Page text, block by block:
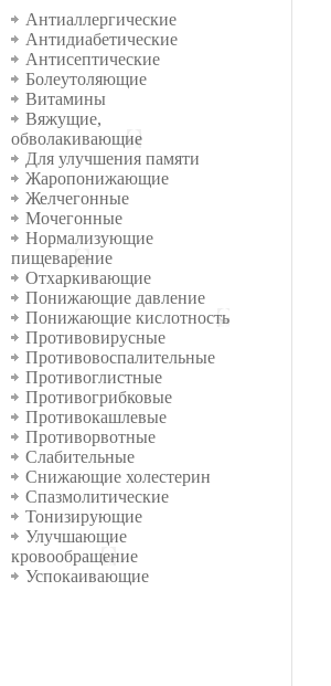
Группы
Антиаллергические
Антидиабетические
Антисептические
Болеутоляющие
Витамины
Вяжущие,
обволакивающие
Для улучшения памяти
Жаропонижающие
Желчегонные
Мочегонные
Нормализующие
пищеварение
Отхаркивающие
Понижающие давление
Понижающие кислотность
Противовирусные
Противовоспалительные
Противоглистные
Противогрибковые
Противокашлевые
Противорвотные
Слабительные
Снижающие холестерин
Спазмолитические
Тонизирующие
Улучшающие
кровообращение
Успокаивающие